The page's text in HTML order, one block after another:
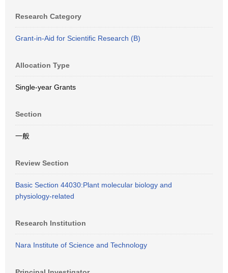
Research Category
Grant-in-Aid for Scientific Research (B)
Allocation Type
Single-year Grants
Section
一般
Review Section
Basic Section 44030:Plant molecular biology and
physiology-related
Research Institution
Nara Institute of Science and Technology